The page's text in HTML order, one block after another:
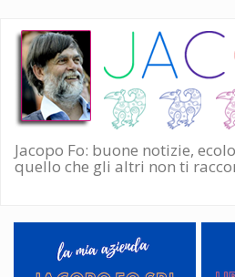
Salta
contenuto
principale
Jacopo Fo: buone notizie,
quello che gli altri non ti